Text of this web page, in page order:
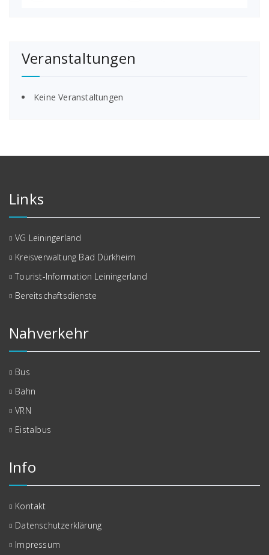
Veranstaltungen
Keine Veranstaltungen
Links
VG Leiningerland
Kreisverwaltung Bad Dürkheim
Tourist-Information Leiningerland
Bereitschaftsdienste
Nahverkehr
Bus
Bahn
VRN
Eistalbus
Info
Kontakt
Datenschutzerklärung
Impressum